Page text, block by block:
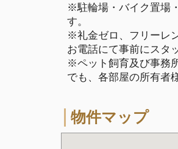
※駐輪場・バイク置場
す。
※礼金ゼロ、フリーレ
お電話にて事前にスタ
※ペット飼育及び事務
でも、各部屋の所有者
物件マップ